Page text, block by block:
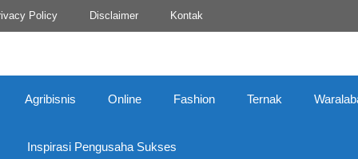
Policy Disclaimer Kontak
Agribisnis Online Fashion Ternak
Inspirasi Pengusaha Sukses